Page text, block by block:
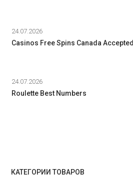
24.07.2026
Casinos Free Spins Canada Accepted
24.07.2026
Roulette Best Numbers
КАТЕГОРИИ ТОВАРОВ